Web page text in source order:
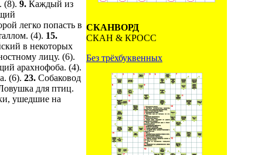
(8). 9. Каждый из
легко попасть в
(4). 15.
в некоторых
лицу. (6).
арахнофоба. (4).
(6). 23. Собаковод
для птиц.
ушедшие на
СКАНВОРД
СКАН & КРОСС
Без трёхбуквенных